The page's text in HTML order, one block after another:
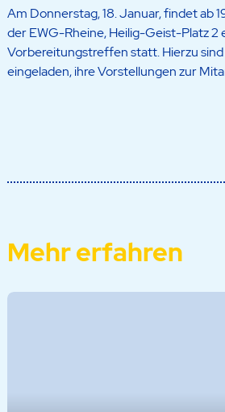
Am Donnerstag, 18. Januar, findet ab
der EWG-Rheine, Heilig-Geist-Platz 2
Vorbereitungstreffen statt. Hierzu
eingeladen, ihre Vorstellungen zur
Mehr erfahren